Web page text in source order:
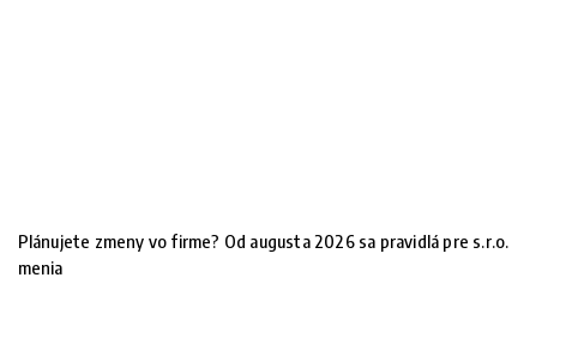
Plánujete zmeny vo firme? Od augusta 2026 sa pravidlá pre s.r.o.
menia